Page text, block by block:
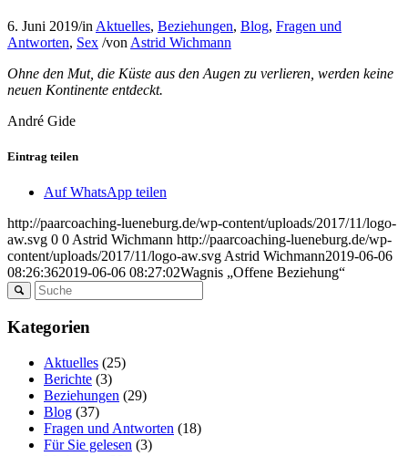
6. Juni 2019/in Aktuelles, Beziehungen, Blog, Fragen und
Antworten, Sex /von Astrid Wichmann
Ohne den Mut, die Küste aus den Augen zu verlieren, werden keine
neuen Kontinente entdeckt.
André Gide
Eintrag teilen
Auf WhatsApp teilen
http://paarcoaching-lueneburg.de/wp-content/uploads/2017/11/logo-
aw.svg 0 0 Astrid Wichmann http://paarcoaching-lueneburg.de/wp-
content/uploads/2017/11/logo-aw.svg Astrid Wichmann2019-06-06
08:26:362019-06-06 08:27:02Wagnis „Offene Beziehung“
Kategorien
Aktuelles (25)
Berichte (3)
Beziehungen (29)
Blog (37)
Fragen und Antworten (18)
Für Sie gelesen (3)